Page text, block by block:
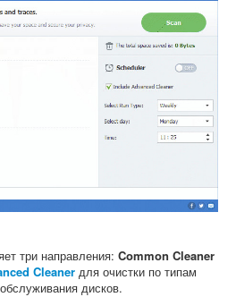
три направления: Common Cleaner
Cleaner для очистки по типам
дисков.